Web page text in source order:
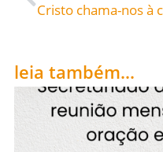
leia também...